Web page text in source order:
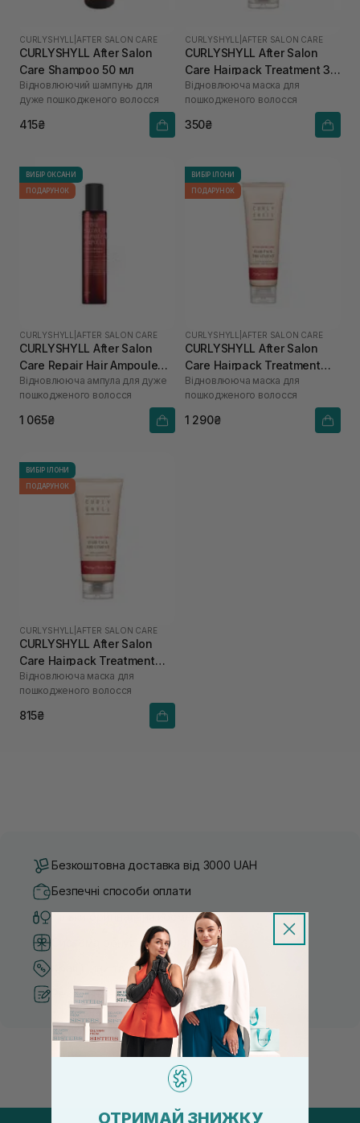
CURLYSHYLL AFTER SALON CARE
CURLYSHYLL After Salon
Care Shampoo 50 мл
Відновлюючий шампунь для
дуже пошкодженого волосся
415₴
CURLYSHYLL AFTER SALON CARE
CURLYSHYLL After Salon
Care Hairpack Treatment 30
мл
Відновлююча маска для
пошкодженого волосся
350₴
ВИБІР ОКСАНИ
ПОДАРУНОК
CURLYSHYLL AFTER SALON CARE
CURLYSHYLL After Salon
Care Repair Hair Ampoule
100 мл
Відновлююча ампула для дуже
пошкодженого волосся
1 065₴
ВИБІР ІЛОНИ
ПОДАРУНОК
CURLYSHYLL AFTER SALON CARE
CURLYSHYLL After Salon
Care Hairpack Treatment
250 мл
Відновлююча маска для
пошкодженого волосся
1 290₴
ВИБІР ІЛОНИ
ПОДАРУНОК
CURLYSHYLL AFTER SALON CARE
CURLYSHYLL After Salon
Care Hairpack Treatment
100 мл
Відновлююча маска для
пошкодженого волосся
815₴
Безкоштовна доставка від 3000 UAH
Безпечні способи оплати
Тільки оригінальна косметика
Система бонусів та лояльності
Кращі ціни та топ товари
Рекомендації від косметологів
ОТРИМАЙ ЗНИЖКУ